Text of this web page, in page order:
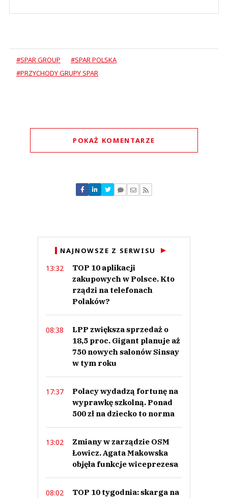
#SPAR GROUP
#SPAR POLSKA
#PRZYCHODY GRUPY SPAR
POKAŻ KOMENTARZE
Nie znaleziono komentarzy
Zostaw swoje komentarze
NAJNOWSZE Z SERWISU
13:32
TOP 10 aplikacji
zakupowych w Polsce. Kto
rządzi na telefonach
Polaków?
08:38
LPP zwiększa sprzedaż o
18,5 proc. Gigant planuje aż
750 nowych salonów Sinsay
w tym roku
17:37
Polacy wydadzą fortunę na
wyprawkę szkolną. Ponad
500 zł na dziecko to norma
13:02
Zmiany w zarządzie OSM
Łowicz. Agata Makowska
objęła funkcje wiceprezesa
08:02
TOP 10 tygodnia: skarga na